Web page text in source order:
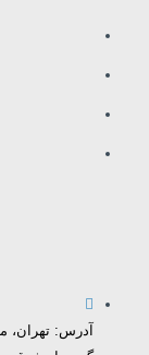
آدرس: تهران،